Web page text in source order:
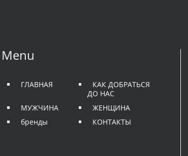
Menu
ГЛАВНАЯ
КАК ДОБРАТЬСЯ
ДО НАС
МУЖЧИНА
ЖЕНЩИНА
бренды
КОНТАКТЫ